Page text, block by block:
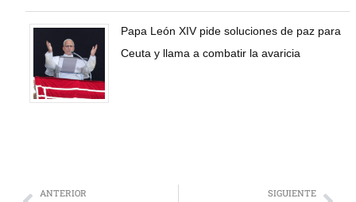
Papa León XIV pide soluciones de paz para
Ceuta y llama a combatir la avaricia
ANTERIOR SIGUIENTE